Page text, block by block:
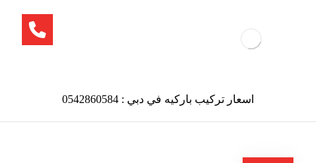
اسعار تركيب باركيه في دبي : 0542860584